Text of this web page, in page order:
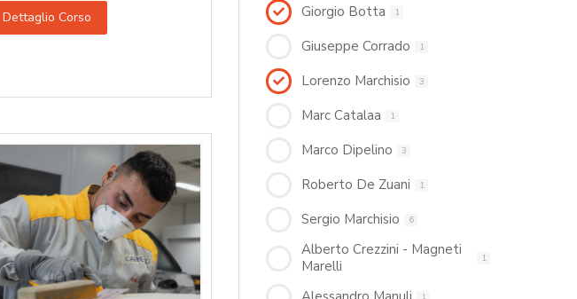
Dettaglio Corso Giorgio Botta 1
Giuseppe Corrado 1
Lorenzo Marchisio 3
Marc Catalaa 1
Marco Dipelino 3
Roberto De Zuani 1
Sergio Marchisio 6
Alberto Crezzini - Magneti
Marelli
1